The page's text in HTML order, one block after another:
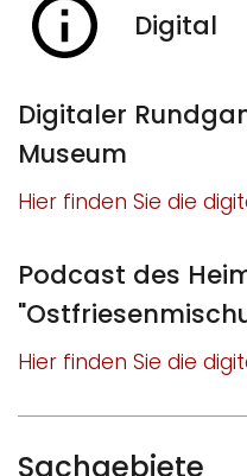
Digital
Digitaler
Museum
Hier finden Sie die
Podcast des
Hier finden Sie die
Sachgebiete